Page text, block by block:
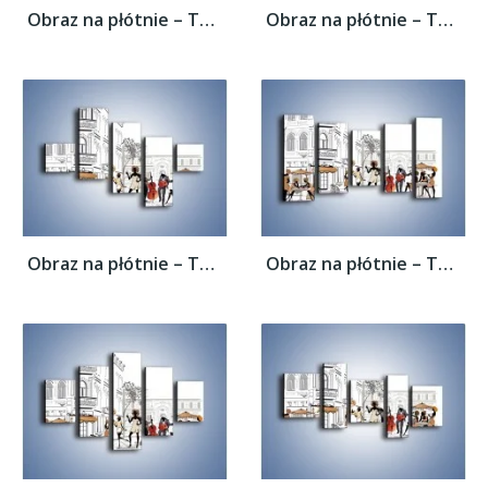
Obraz na płótnie – Tętniące życiem... Obraz na płótnie – Tętniące życiem...
Obraz na płótnie – Tętniące życiem... Obraz na płótnie – Tętniące życiem...